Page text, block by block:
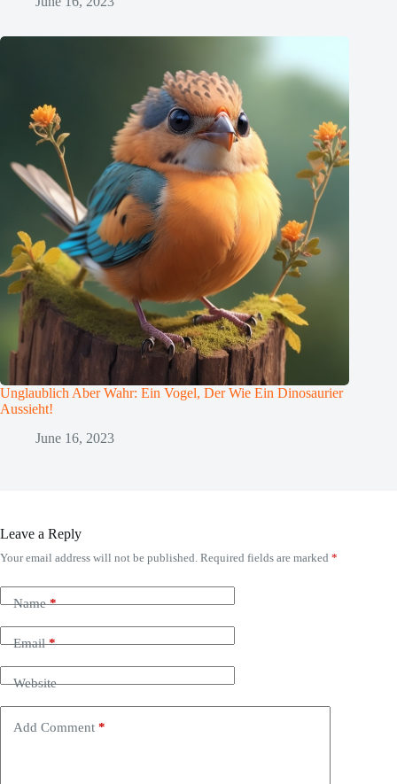
Unglaublich Aber Wahr: Ein Vogel, Der Wie Ein Dinosaurier
Aussieht!
June 16, 2023
Leave a Reply
Your email address will not be published. Required fields are marked *
Name*
Email*
Website
Add Comment *